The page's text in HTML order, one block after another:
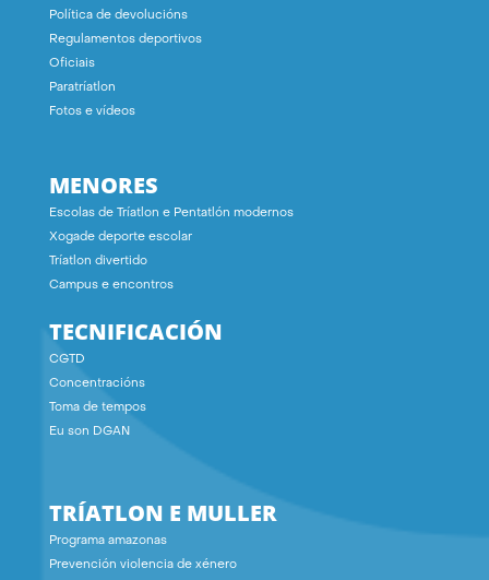
Política de devolucións
Regulamentos deportivos
Oficiais
Paratríatlon
Fotos e vídeos
MENORES
Escolas de Tríatlon e Pentatlón modernos
Xogade deporte escolar
Tríatlon divertido
Campus e encontros
TECNIFICACIÓN
CGTD
Concentracións
Toma de tempos
Eu son DGAN
TRÍATLON E MULLER
Programa amazonas
Prevención violencia de xénero